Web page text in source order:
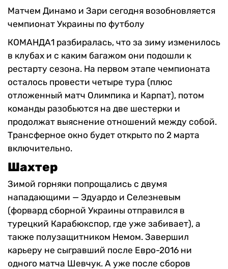
Матчем Динамо и Зари сегодня возобновляется
чемпионат Украины по футболу
КОМАНДА1 разбиралась, что за зиму изменилось
в клубах и с каким багажом они подошли к
рестарту сезона. На первом этапе чемпионата
осталось провести четыре тура (плюс
отложенный матч Олимпика и Карпат), потом
команды разобьются на две шестерки и
продолжат выяснение отношений между собой.
Трансферное окно будет открыто по 2 марта
включительно.
Шахтер
Зимой горняки попрощались с двумя
нападающими — Эдуардо и Селезневым
(форвард сборной Украины отправился в
турецкий Карабюкспор, где уже забивает), а
также полузащитником Немом. Завершил
карьеру не сыгравший после Евро-2016 ни
одного матча Шевчук. А уже после сборов